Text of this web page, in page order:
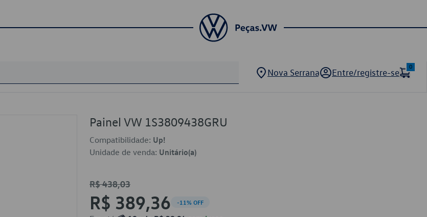
Nova Serrana Entre/registre-se
0
Painel VW 1S3809438GRU
Compatibilidade: Up!
Unidade de venda: Unitário(a)
R$ 438,03
R$ 389,36 -11% OFF